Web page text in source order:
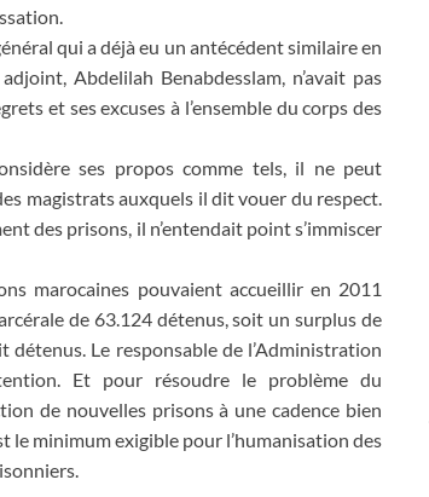
qui a déjà eu un antécédent similaire en
Abdelilah Benabdesslam, n’avait pas
et ses excuses à l’ensemble du corps des
ses propos comme tels, il ne peut
magistrats auxquels il dit vouer du respect.
des prisons, il n’entendait point s’immiscer
marocaines pouvaient accueillir en 2011
de 63.124 détenus, soit un surplus de
détenus. Le responsable de l’Administration
Et pour résoudre le problème du
de nouvelles prisons à une cadence bien
le minimum exigible pour l’humanisation des